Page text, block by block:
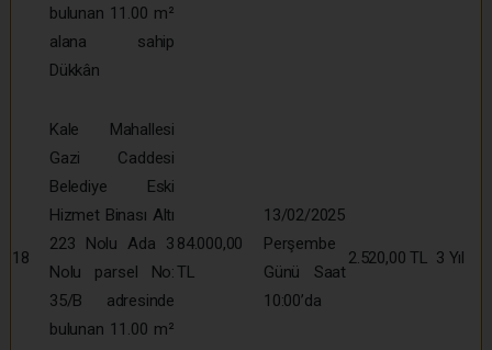
bulunan 11.00 m²
alana sahip
Dükkân
18
Kale Mahallesi
Gazi Caddesi
Belediye Eski
Hizmet Binası Altı
223 Nolu Ada 3
Nolu parsel No:
35/B adresinde
bulunan 11.00 m²
84.000,00
TL
13/02/2025
Perşembe
Günü Saat
10:00’da
2.520,00 TL 3 Yıl